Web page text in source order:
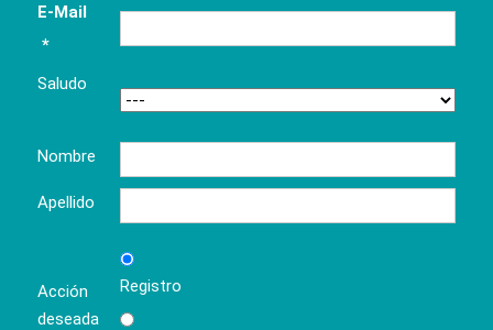
E-Mail
*
Saludo
Nombre
Apellido
Acción
deseada
Registro